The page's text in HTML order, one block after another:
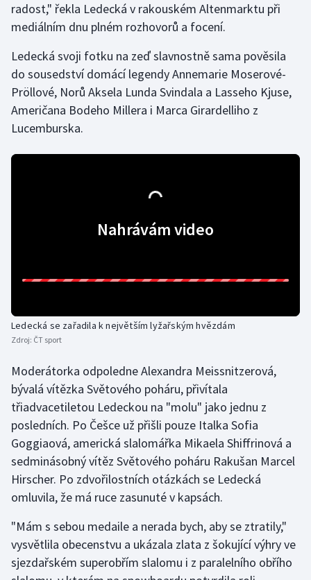
Házená
Jezdectví
Judo
Krasobruslení
Lezení
Moderní pětiboj
Parasport
Plážový volejbal
Ragby
Rychlobruslení
Rychlostní kanoistika
Short track
Sportovní střelba
radost," řekla Ledecká v rakouském Altenmarktu při
mediálním dnu plném rozhovorů a focení.
Ledecká svoji fotku na zeď slavnostně sama pověsila
do sousedství domácí legendy Annemarie Moserové-
Pröllové, Norů Aksela Lunda Svindala a Lasseho Kjuse,
Američana Bodeho Millera i Marca Girardelliho z
Lucemburska.
Nahrávám video
Ledecká se zařadila k největším lyžařským hvězdám
Zdroj: ČT sport
Moderátorka odpoledne Alexandra Meissnitzerová,
bývalá vítězka Světového poháru, přivítala
třiadvacetiletou Ledeckou na "molu" jako jednu z
posledních. Po Češce už přišli pouze Italka Sofia
Goggiaová, americká slalomářka Mikaela Shiffrinová a
sedminásobný vítěz Světového poháru Rakušan Marcel
Hirscher. Po zdvořilostních otázkách se Ledecká
omluvila, že má ruce zasunuté v kapsách.
"Mám s sebou medaile a nerada bych, aby se ztratily,"
vysvětlila obecenstvu a ukázala zlata z šokující výhry ve
sjezdařském superobřím slalomu i z paralelního obřího